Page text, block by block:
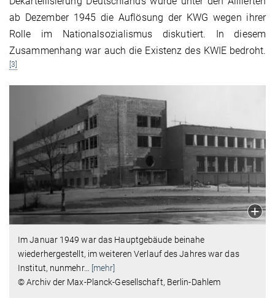
ab Dezember 1945 die Auflösung der KWG wegen ihrer
Rolle im Nationalsozialismus diskutiert. In diesem
Zusammenhang war auch die Existenz des KWIE bedroht.
[3]
Im Januar 1949 war das Hauptgebäude beinahe
wiederhergestellt, im weiteren Verlauf des Jahres war das
Institut, nunmehr…
[mehr]
© Archiv der Max-Planck-Gesellschaft, Berlin-Dahlem